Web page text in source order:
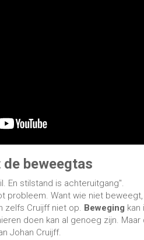
beweegtas
En stilstand is achteruitgang".
probleem. Want wie niet
zelfs Cruijff niet op. Beweging
doen kan al genoeg zijn.
Johan Cruijff.